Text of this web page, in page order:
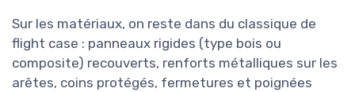
Sur les matériaux, on reste dans du classique de
flight case : panneaux rigides (type bois ou
composite) recouverts, renforts métalliques sur les
arêtes, coins protégés, fermetures et poignées